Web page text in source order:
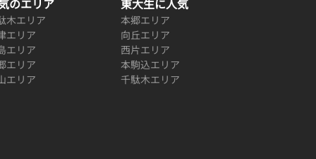
のエリア
木エリア
エリア
エリア
エリア
エリア
東大生に人気
本郷エリア
向丘エリア
西片エリア
本駒込エリア
千駄木エリア